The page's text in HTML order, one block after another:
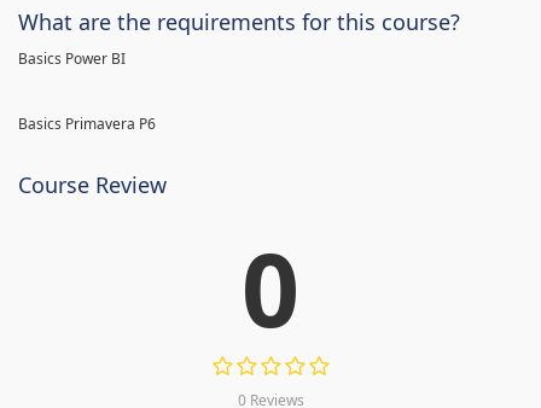
What are the requirements for this course?
Basics Power BI
Basics Primavera P6
Course Review
0
0 Reviews